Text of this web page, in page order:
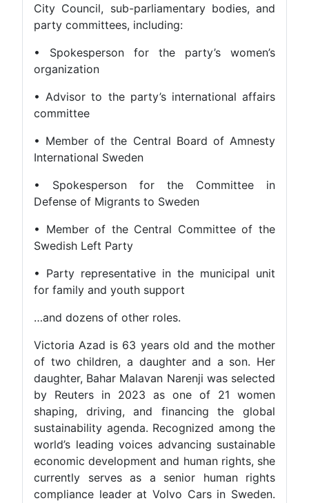
City Council, sub-parliamentary bodies,
party committees, including:
• Spokesperson for the party’s
organization
• Advisor to the party’s international
committee
• Member of the Central Board of
International Sweden
• Spokesperson for the Committee
Defense of Migrants to Sweden
• Member of the Central Committee of
Swedish Left Party
• Party representative in the municipal
for family and youth support
…and dozens of other roles.
Victoria Azad is 63 years old and the
of two children, a daughter and a son.
daughter, Bahar Malavan Narenji was
by Reuters in 2023 as one of 21
shaping, driving, and financing the
sustainability agenda. Recognized among
world’s leading voices advancing
economic development and human rights,
currently serves as a senior human
compliance leader at Volvo Cars in